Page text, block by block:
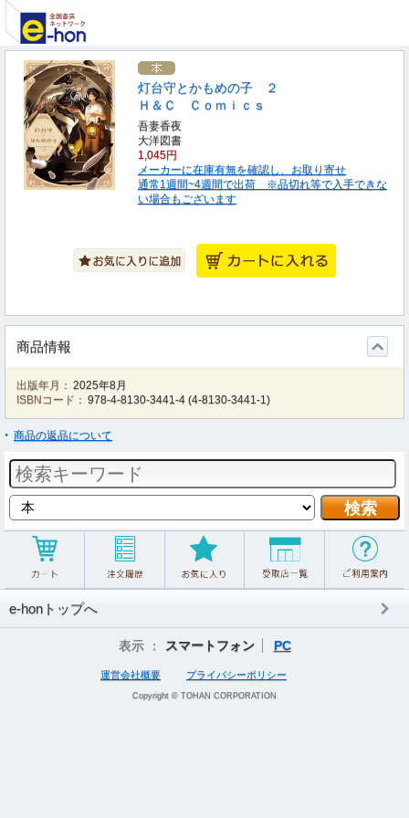
灯台守とかもめの子 ２
Ｈ＆Ｃ Ｃｏｍｉｃｓ
吾妻香夜
大洋図書
1,045円
メーカーに在庫有無を確認し、お取り寄せ
通常1週間~4週間で出荷 ※品切れ等で入手できな
い場合もございます
商品情報
出版年月： 2025年8月
ISBNコード： 978-4-8130-3441-4 (4-8130-3441-1)
商品の返品について
e-honトップへ
表示 ： スマートフォン PC
運営会社概要 プライバシーポリシー
Copyright © TOHAN CORPORATION